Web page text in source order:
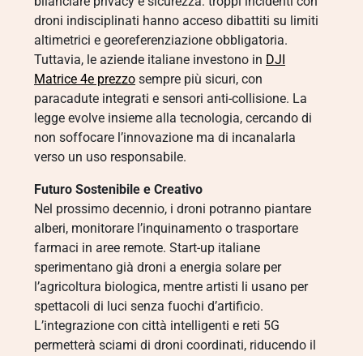
droni indisciplinati hanno acceso dibattiti su limiti
altimetrici e georeferenziazione obbligatoria.
Tuttavia, le aziende italiane investono in DJI
Matrice 4e prezzo sempre più sicuri, con
paracadute integrati e sensori anti-collisione. La
legge evolve insieme alla tecnologia, cercando di
non soffocare l’innovazione ma di incanalarla
verso un uso responsabile.
Futuro Sostenibile e Creativo
Nel prossimo decennio, i droni potranno piantare
alberi, monitorare l’inquinamento o trasportare
farmaci in aree remote. Start-up italiane
sperimentano già droni a energia solare per
l’agricoltura biologica, mentre artisti li usano per
spettacoli di luci senza fuochi d’artificio.
L’integrazione con città intelligenti e reti 5G
permetterà sciami di droni coordinati, riducendo il